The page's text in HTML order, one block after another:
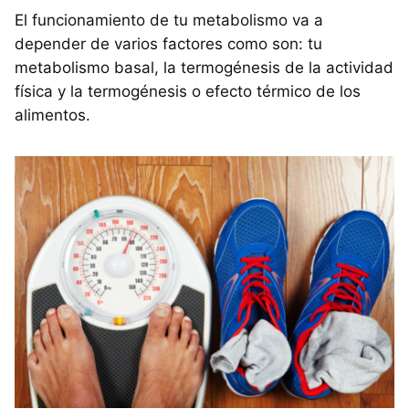
El funcionamiento de tu metabolismo va a
depender de varios factores como son: tu
metabolismo basal, la termogénesis de la actividad
física y la termogénesis o efecto térmico de los
alimentos.